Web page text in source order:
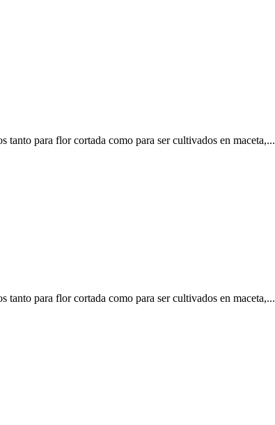
para flor cortada como para ser cultivados en maceta,...
para flor cortada como para ser cultivados en maceta,...